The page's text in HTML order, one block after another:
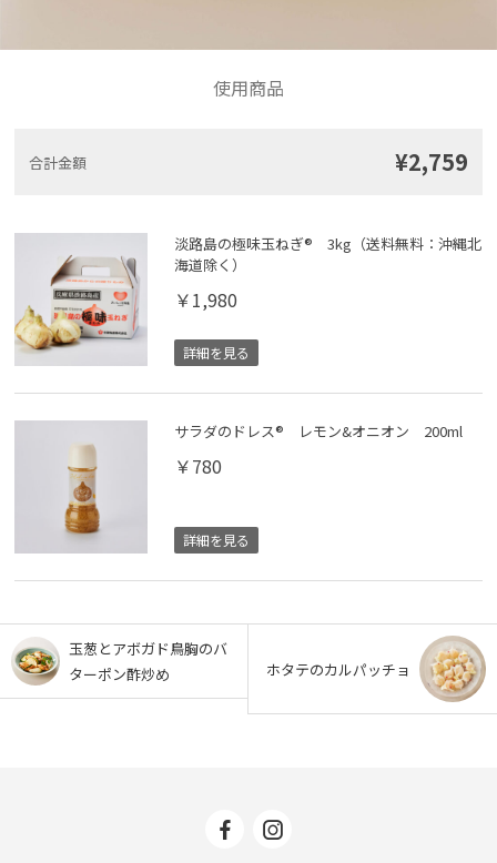
使用商品
合計金額 ¥2,759
淡路島の極味玉ねぎ® 3kg（送料無料：沖縄北
海道除く）
￥1,980
詳細を見る
サラダのドレス® レモン&オニオン 200ml
￥780
詳細を見る
玉葱とアボガド鳥胸のバ
ターポン酢炒め
ホタテのカルパッチョ